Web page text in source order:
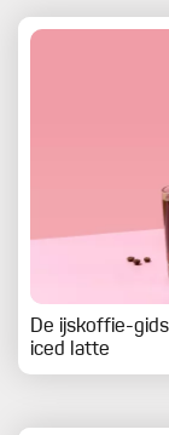
De ijskoffie-
iced latte